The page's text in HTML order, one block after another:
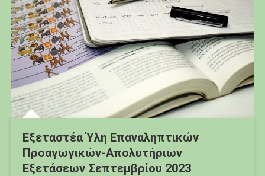
Εξεταστέα Ύλη Επαναληπτικών
Προαγωγικών-Απολυτήριων
Εξετάσεων Σεπτεμβρίου 2023